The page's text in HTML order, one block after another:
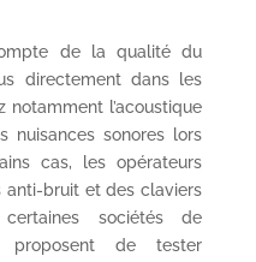
de la qualité du
directement dans les
notamment l’acoustique
nuisances sonores lors
cas, les opérateurs
anti-bruit et des claviers
sociétés de
proposent de tester